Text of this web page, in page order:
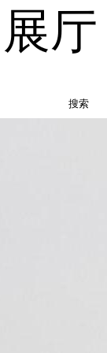
厅
搜索